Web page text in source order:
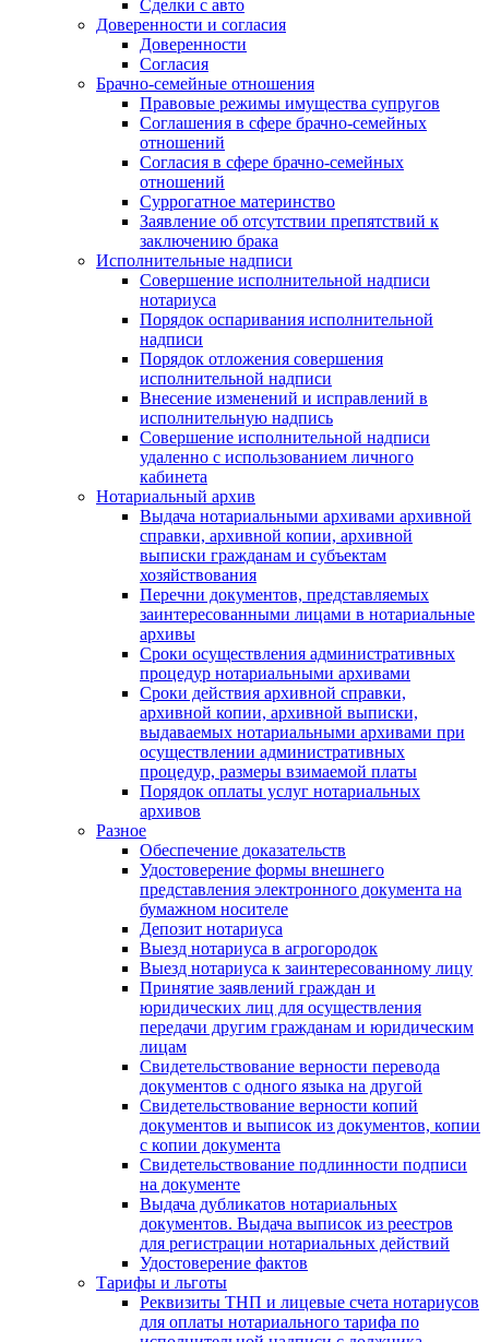
Сделки с авто
Доверенности и согласия
Доверенности
Согласия
Брачно-семейные отношения
Правовые режимы имущества супругов
Соглашения в сфере брачно-семейных
отношений
Согласия в сфере брачно-семейных
отношений
Суррогатное материнство
Заявление об отсутствии препятствий к
заключению брака
Исполнительные надписи
Совершение исполнительной надписи
нотариуса
Порядок оспаривания исполнительной
надписи
Порядок отложения совершения
исполнительной надписи
Внесение изменений и исправлений в
исполнительную надпись
Совершение исполнительной надписи
удаленно с использованием личного
кабинета
Нотариальный архив
Выдача нотариальными архивами архивной
справки, архивной копии, архивной
выписки гражданам и субъектам
хозяйствования
Перечни документов, представляемых
заинтересованными лицами в нотариальные
архивы
Сроки осуществления административных
процедур нотариальными архивами
Сроки действия архивной справки,
архивной копии, архивной выписки,
выдаваемых нотариальными архивами при
осуществлении административных
процедур, размеры взимаемой платы
Порядок оплаты услуг нотариальных
архивов
Разное
Обеспечение доказательств
Удостоверение формы внешнего
представления электронного документа на
бумажном носителе
Депозит нотариуса
Выезд нотариуса в агрогородок
Выезд нотариуса к заинтересованному лицу
Принятие заявлений граждан и
юридических лиц для осуществления
передачи другим гражданам и юридическим
лицам
Свидетельствование верности перевода
документов с одного языка на другой
Свидетельствование верности копий
документов и выписок из документов, копии
с копии документа
Свидетельствование подлинности подписи
на документе
Выдача дубликатов нотариальных
документов. Выдача выписок из реестров
для регистрации нотариальных действий
Удостоверение фактов
Тарифы и льготы
Реквизиты ТНП и лицевые счета нотариусов
для оплаты нотариального тарифа по